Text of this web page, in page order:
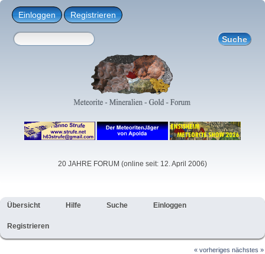
Einloggen Registrieren
20 JAHRE FORUM (online seit: 12. April 2006)
Übersicht Hilfe Suche Einloggen
Registrieren
« vorheriges nächstes »